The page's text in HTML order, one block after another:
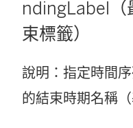
ndingLabel（
束標籤）
說明：指定時間
的結束時期名稱